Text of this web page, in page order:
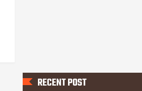
RECENT POST